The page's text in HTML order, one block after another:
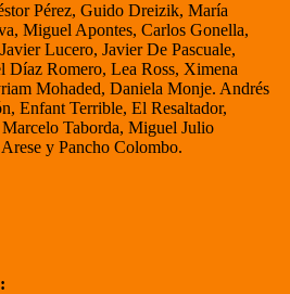
Pérez, Guido Dreizik, María
Miguel Apontes, Carlos Gonella,
Lucero, Javier De Pascuale,
Romero, Lea Ross, Ximena
Mohaded, Daniela Monje. Andrés
Enfant Terrible, El Resaltador,
Taborda, Miguel Julio
y Pancho Colombo.